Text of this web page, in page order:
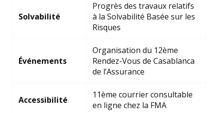
Solvabilité
Progrès des travaux relatifs
à la Solvabilité Basée sur les
Risques
Événements
Organisation du 12ème
Rendez-Vous de Casablanca
de l’Assurance
Accessibilité
11ème courrier consultable
en ligne chez la FMA